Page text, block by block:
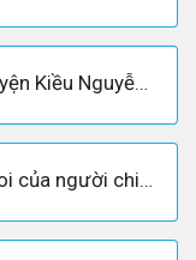
Top 5 mở bài chí khí anh hùng truyện Kiều Nguyễn Du
Phân tích 8 câu đầu tình cảnh lẻ loi của người chinh phụ- CungHocVui